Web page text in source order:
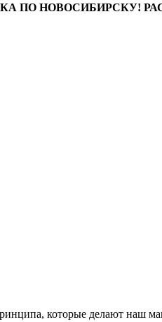
ПО НОВОСИБИРСКУ!
которые делают наш